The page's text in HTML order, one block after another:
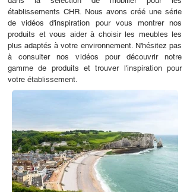
établissements CHR. Nous avons créé une série
de vidéos d'inspiration pour vous montrer nos
produits et vous aider à choisir les meubles les
plus adaptés à votre environnement. N'hésitez pas
à consulter nos vidéos pour découvrir notre
gamme de produits et trouver l'inspiration pour
votre établissement.